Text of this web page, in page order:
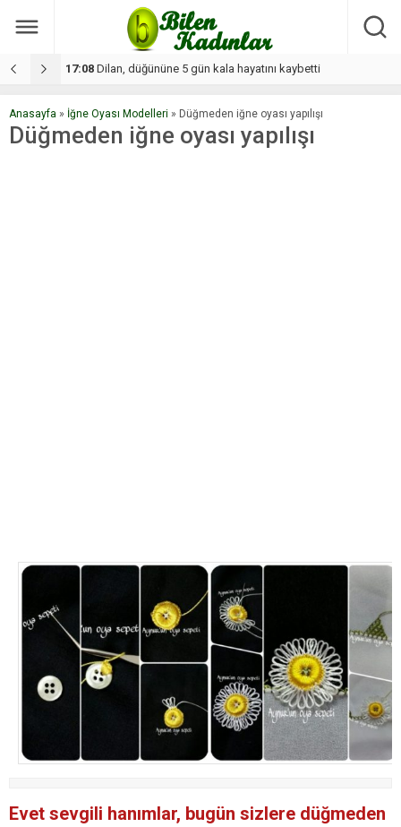
17:08 Dilan, düğününe 5 gün kala hayatını kaybetti
Anasayfa » İğne Oyası Modelleri » Düğmeden iğne oyası yapılışı
Düğmeden iğne oyası yapılışı
Evet sevgili hanımlar, bugün sizlere düğmeden